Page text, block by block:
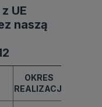
UE
naszą
OKRES
REALIZACJI